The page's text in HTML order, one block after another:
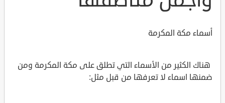
أسماء مكة المكرمة
هناك الكثير من الأسماء التي تطلق على مكة المكرمة ومن
ضمنها اسماء لا تعرفها من قبل مثل: